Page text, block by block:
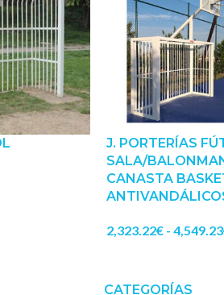
J. PORTERÍAS
SALA/
CANASTA
2,323.22€ - 4,549.23
CATEGORÍAS